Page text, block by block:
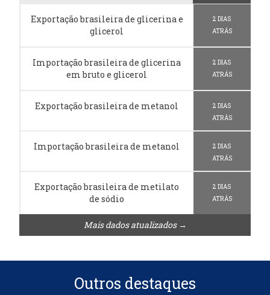
Exportação brasileira de glicerina e
glicerol
2 DIAS
ATRÁS
Importação brasileira de glicerina
em bruto e glicerol
2 DIAS
ATRÁS
Exportação brasileira de metanol
2 DIAS
ATRÁS
Importação brasileira de metanol
2 DIAS
ATRÁS
Exportação brasileira de metilato
de sódio
2 DIAS
ATRÁS
Mais dados atualizados →
Outros destaques